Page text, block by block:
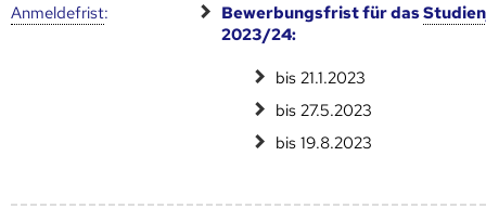
Anmelde­frist: Bewerbungsfrist für das
2023/24:
bis 21.1.2023
bis 27.5.2023
bis 19.8.2023